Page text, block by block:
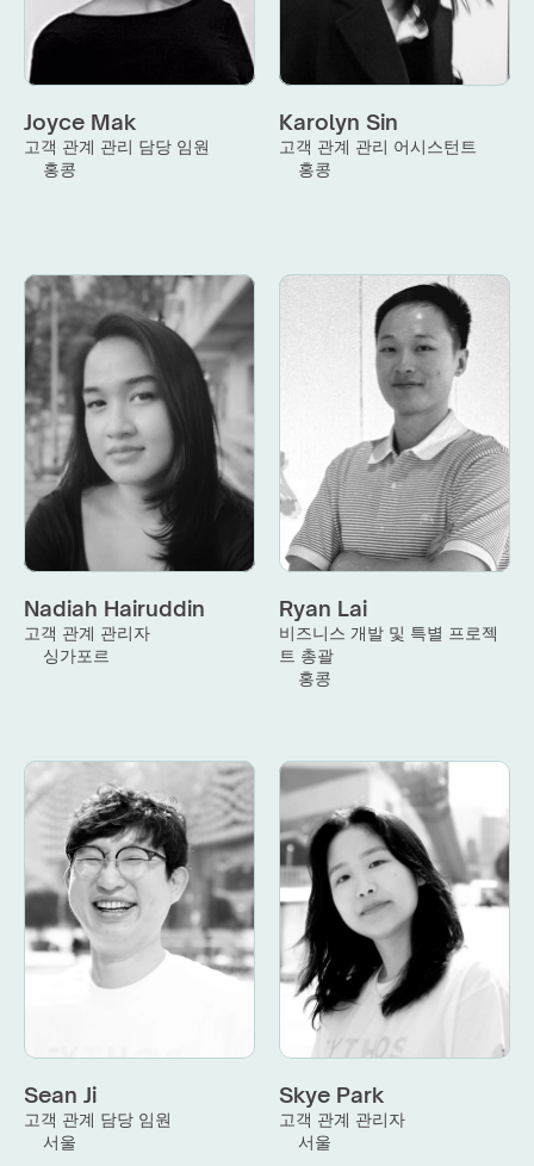
Joyce Mak
고객 관계 관리 담당 임원
홍콩
Karolyn Sin
고객 관계 관리 어시스턴트
홍콩
Nadiah Hairuddin
고객 관계 관리자
싱가포르
Ryan Lai
비즈니스 개발 및 특별 프로젝
트 총괄
홍콩
Sean Ji
고객 관계 담당 임원
서울
Skye Park
고객 관계 관리자
서울